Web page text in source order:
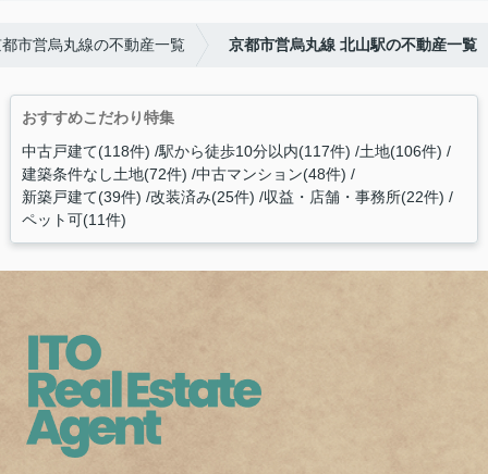
市営烏丸線の不動産一覧 京都市営烏丸線 北山駅の不動産一覧
おすすめこだわり特集
中古戸建て(118件) 駅から徒歩10分以内(117件) 土地(106件)
建築条件なし土地(72件) 中古マンション(48件)
新築戸建て(39件) 改装済み(25件) 収益・店舗・事務所(22件)
ペット可(11件)